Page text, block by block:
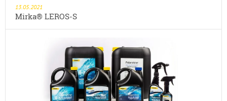
13.05.2021
Mirka® LEROS-S